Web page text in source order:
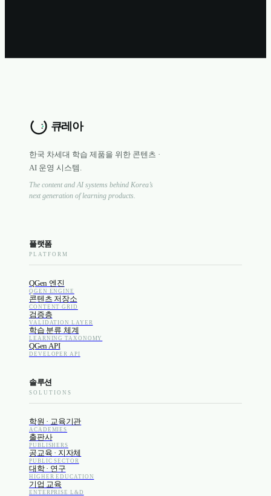
한국 차세대 학습 제품을 위한 콘텐츠 ·
AI 운영 시스템.
The content and AI systems behind Korea’s
next generation of learning products.
플랫폼
PLATFORM
QGen 엔진
QGEN ENGINE
콘텐츠 저장소
CONTENT GRID
검증층
VALIDATION LAYER
학습 분류 체계
LEARNING TAXONOMY
QGen API
DEVELOPER API
솔루션
SOLUTIONS
학원 · 교육기관
ACADEMIES
출판사
PUBLISHERS
공교육 · 지자체
PUBLIC SECTOR
대학 · 연구
HIGHER EDUCATION
기업 교육
ENTERPRISE L&D